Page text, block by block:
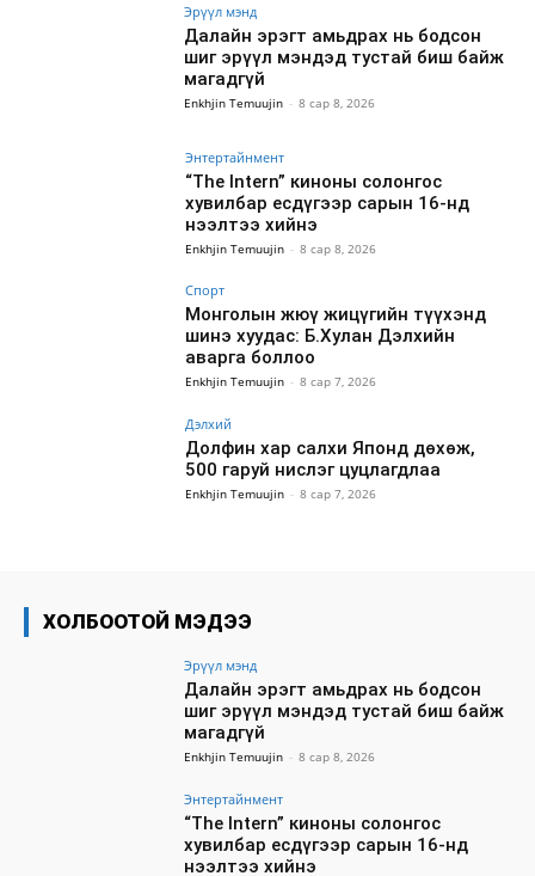
Эрүүл мэнд
Далайн эрэгт амьдрах нь бодсон
шиг эрүүл мэндэд тустай биш байж
магадгүй
Enkhjin Temuujin - 8 сар 8, 2026
Энтертайнмент
“The Intern” киноны солонгос
хувилбар есдүгээр сарын 16-нд
нээлтээ хийнэ
Enkhjin Temuujin - 8 сар 8, 2026
Спорт
Монголын жюү жицүгийн түүхэнд
шинэ хуудас: Б.Хулан Дэлхийн
аварга боллоо
Enkhjin Temuujin - 8 сар 7, 2026
Дэлхий
Долфин хар салхи Японд дөхөж,
500 гаруй нислэг цуцлагдлаа
Enkhjin Temuujin - 8 сар 7, 2026
ХОЛБООТОЙ МЭДЭЭ
Эрүүл мэнд
Далайн эрэгт амьдрах нь бодсон
шиг эрүүл мэндэд тустай биш байж
магадгүй
Enkhjin Temuujin - 8 сар 8, 2026
Энтертайнмент
“The Intern” киноны солонгос
хувилбар есдүгээр сарын 16-нд
нээлтээ хийнэ